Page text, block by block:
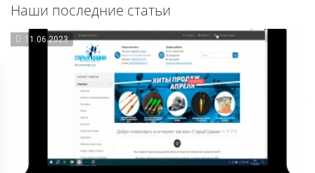
Наши последние статьи
11.06.2023